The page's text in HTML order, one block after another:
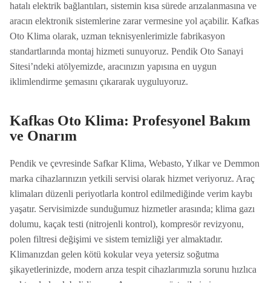
hatalı elektrik bağlantıları, sistemin kısa sürede arızalanmasına ve
aracın elektronik sistemlerine zarar vermesine yol açabilir. Kafkas
Oto Klima olarak, uzman teknisyenlerimizle fabrikasyon
standartlarında montaj hizmeti sunuyoruz. Pendik Oto Sanayi
Sitesi’ndeki atölyemizde, aracınızın yapısına en uygun
iklimlendirme şemasını çıkararak uyguluyoruz.
Kafkas Oto Klima: Profesyonel Bakım
ve Onarım
Pendik ve çevresinde Safkar Klima, Webasto, Yılkar ve Demmon
marka cihazlarınızın yetkili servisi olarak hizmet veriyoruz. Araç
klimaları düzenli periyotlarla kontrol edilmediğinde verim kaybı
yaşatır. Servisimizde sunduğumuz hizmetler arasında; klima gazı
dolumu, kaçak testi (nitrojenli kontrol), kompresör revizyonu,
polen filtresi değişimi ve sistem temizliği yer almaktadır.
Klimanızdan gelen kötü kokular veya yetersiz soğutma
şikayetlerinizde, modern arıza tespit cihazlarımızla sorunu hızlıca